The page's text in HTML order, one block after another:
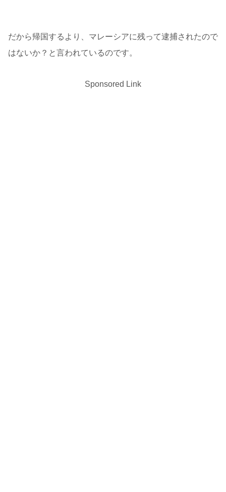
だから帰国するより、マレーシアに残って逮捕されたので
はないか？と言われているのです。
Sponsored Link